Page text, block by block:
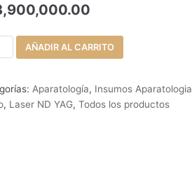
AÑADIR AL CARRITO
Aparatología, Insumos Aparatologia
, Laser ND YAG,Todos los productos